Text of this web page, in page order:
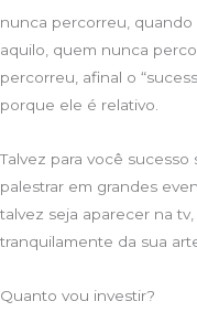
nunca percorreu,
aquilo, quem nunca
percorreu, afinal o
porque ele é relativo.
Talvez para você
palestrar em grandes
talvez seja aparecer na
tranquilamente da sua
Quanto vou investir?